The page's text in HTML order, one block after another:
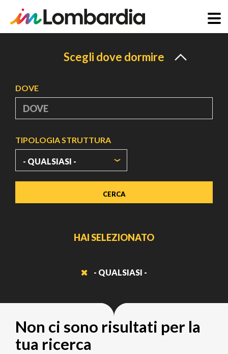
Scegli dove dormire
DOVE
TIPOLOGIA STRUTTURA
HAI SELEZIONATO
- QUALSIASI -
Non ci sono risultati per la
tua ricerca